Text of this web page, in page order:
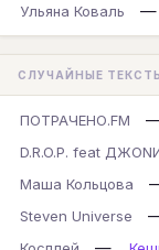
Ульяна Коваль
—
СЛУЧАЙНЫЕ
ПОТРАЧЕНО.FM
D.R.O.P. feat
Маша Кольцова
Steven Universe